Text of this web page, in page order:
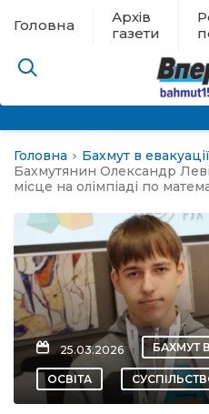
Головна
Архів
газети
евакуації
новини
Головна
Бахмут в евакуації
Бахмутянин Олександр
місце на олімпіаді по
25.03.2026 БАХМУТ
ОСВІТА